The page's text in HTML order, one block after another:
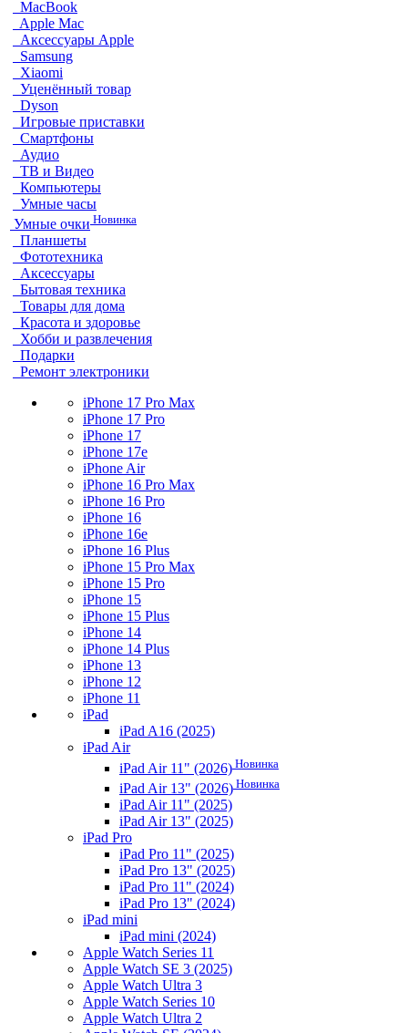
MacBook
Apple Mac
Аксессуары Apple
Samsung
Xiaomi
Уценённый товар
Dyson
Игровые приставки
Смартфоны
Аудио
ТВ и Видео
Компьютеры
Умные часы
Умные очки Новинка
Планшеты
Фототехника
Аксессуары
Бытовая техника
Товары для дома
Красота и здоровье
Хобби и развлечения
Подарки
Ремонт электроники
iPhone 17 Pro Max
iPhone 17 Pro
iPhone 17
iPhone 17e
iPhone Air
iPhone 16 Pro Max
iPhone 16 Pro
iPhone 16
iPhone 16e
iPhone 16 Plus
iPhone 15 Pro Max
iPhone 15 Pro
iPhone 15
iPhone 15 Plus
iPhone 14
iPhone 14 Plus
iPhone 13
iPhone 12
iPhone 11
iPad
iPad A16 (2025)
iPad Air
iPad Air 11" (2026) Новинка
iPad Air 13" (2026) Новинка
iPad Air 11" (2025)
iPad Air 13" (2025)
iPad Pro
iPad Pro 11" (2025)
iPad Pro 13" (2025)
iPad Pro 11" (2024)
iPad Pro 13" (2024)
iPad mini
iPad mini (2024)
Apple Watch Series 11
Apple Watch SE 3 (2025)
Apple Watch Ultra 3
Apple Watch Series 10
Apple Watch Ultra 2